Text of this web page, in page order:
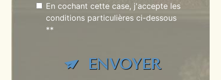
En cochant cette case, j'accepte les
conditions particulières ci-dessous
**
ENVOYER